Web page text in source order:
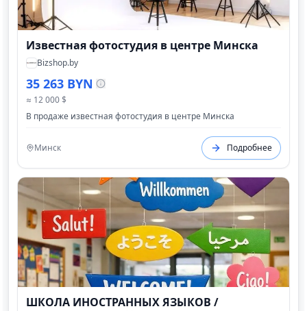
Известная фотостудия в центре Минска
Bizshop.by
35 263 BYN
≈ 12 000 $
В продаже известная фотостудия в центре Минска
Минск Подробнее
ШКОЛА ИНОСТРАННЫХ ЯЗЫКОВ /